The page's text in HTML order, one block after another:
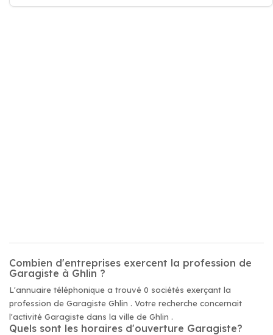
Combien d'entreprises exercent la profession de
Garagiste à Ghlin ?
L'annuaire téléphonique a trouvé 0 sociétés exerçant la
profession de Garagiste Ghlin . Votre recherche concernait
l'activité Garagiste dans la ville de Ghlin .
Quels sont les horaires d'ouverture Garagiste?